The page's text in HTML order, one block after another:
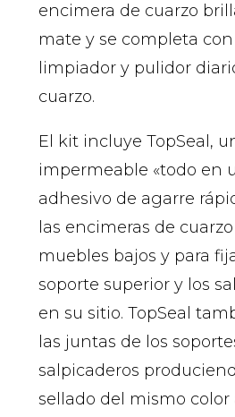
encimera de cuarzo
mate y se completa con
limpiador y pulidor
cuarzo.
El kit incluye TopSeal,
impermeable «todo en
adhesivo de agarre
las encimeras de
muebles bajos y para
soporte superior y los
en su sitio. TopSeal
las juntas de los
salpicaderos
sellado del mismo color